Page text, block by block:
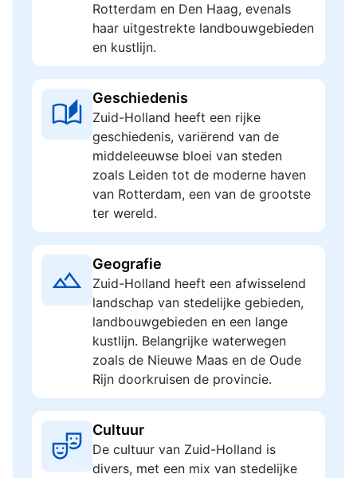
Rotterdam en Den Haag, evenals
haar uitgestrekte landbouwgebieden
en kustlijn.
Geschiedenis
Zuid-Holland heeft een rijke
geschiedenis, variërend van de
middeleeuwse bloei van steden
zoals Leiden tot de moderne haven
van Rotterdam, een van de grootste
ter wereld.
Geografie
Zuid-Holland heeft een afwisselend
landschap van stedelijke gebieden,
landbouwgebieden en een lange
kustlijn. Belangrijke waterwegen
zoals de Nieuwe Maas en de Oude
Rijn doorkruisen de provincie.
Cultuur
De cultuur van Zuid-Holland is
divers, met een mix van stedelijke